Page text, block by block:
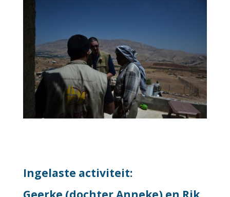
Ingelaste activiteit: